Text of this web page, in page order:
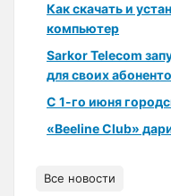
Как скачать и
компьютер
Sarkor Telecom
для своих
С 1-го июня
«Beeline Club»
Все новости